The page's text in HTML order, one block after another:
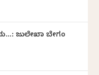
ಜುಲೇಖಾ ಬೇಗಂ